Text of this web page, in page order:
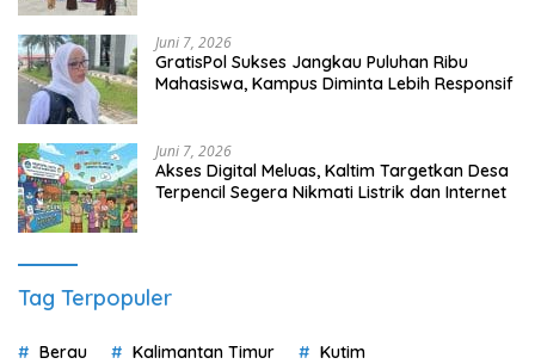
Juni 7, 2026
GratisPol Sukses Jangkau Puluhan Ribu
Mahasiswa, Kampus Diminta Lebih Responsif
Juni 7, 2026
Akses Digital Meluas, Kaltim Targetkan Desa
Terpencil Segera Nikmati Listrik dan Internet
Tag Terpopuler
Berau Kalimantan Timur Kutim